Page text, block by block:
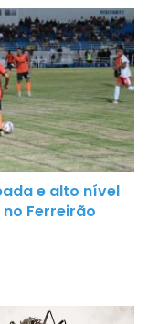
e alto nível
Ferreirão